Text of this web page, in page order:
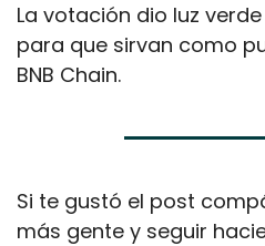
La votación dio luz
para que sirvan como
BNB Chain.
Si te gustó el post
más gente y seguir